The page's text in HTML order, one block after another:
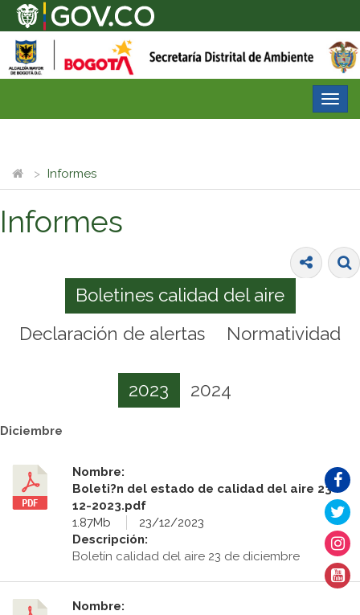
Informes
Informes
Boletines calidad del aire
Declaración de alertas
Normatividad
2023 2024
Diciembre
Nombre:
Boleti?n del estado de calidad del aire 23-
12-2023.pdf
1.87Mb
23/12/2023
Descripción:
Boletín calidad del aire 23 de diciembre
Nombre: